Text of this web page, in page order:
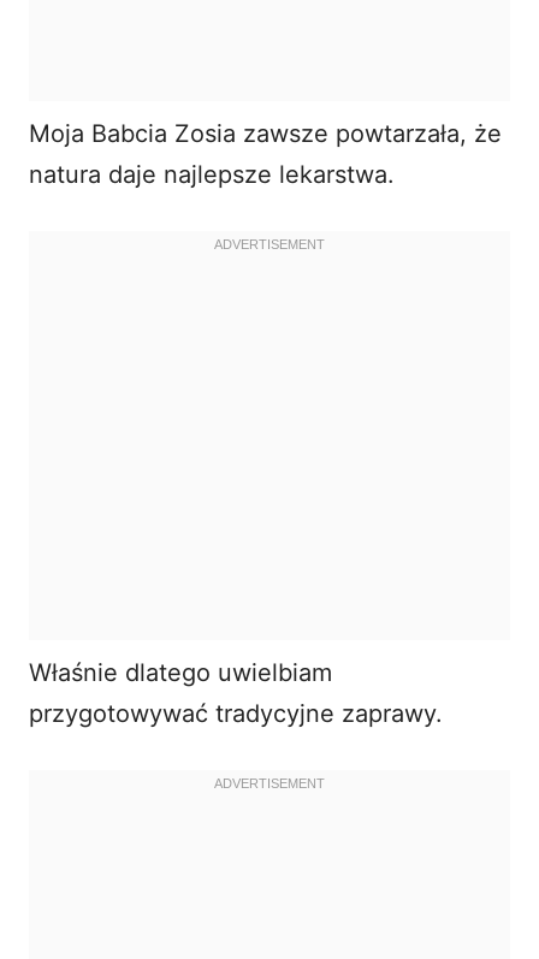
Moja Babcia Zosia zawsze powtarzała, że
natura daje najlepsze lekarstwa.
Właśnie dlatego uwielbiam
przygotowywać tradycyjne zaprawy.